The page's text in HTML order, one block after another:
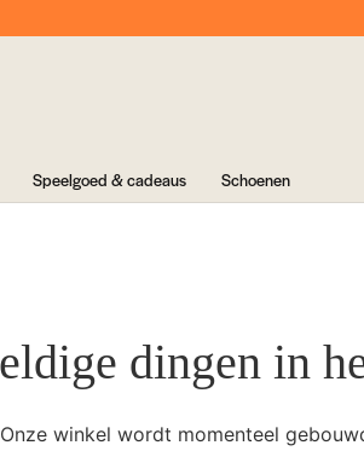
Speelgoed & cadeaus Schoenen
dingen in
winkel wordt momenteel